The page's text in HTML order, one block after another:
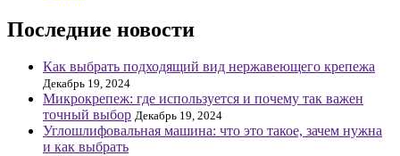
Последние новости
Как выбрать подходящий вид нержавеющего крепежа
Декабрь 19, 2024
Микрокрепеж: где используется и почему так важен
точный выбор Декабрь 19, 2024
Углошлифовальная машина: что это такое, зачем нужна
и как выбрать